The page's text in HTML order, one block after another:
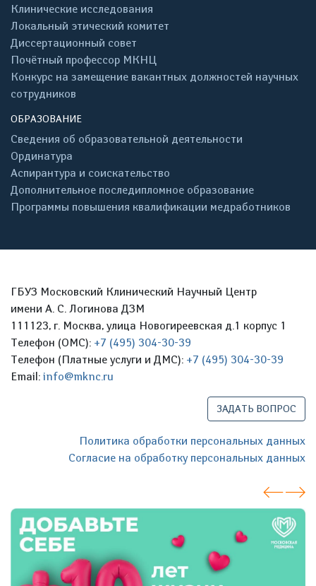
Клинические исследования
Локальный этический комитет
Диссертационный совет
Почётный профессор МКНЦ
Конкурс на замещение вакантных должностей научных
сотрудников
ОБРАЗОВАНИЕ
Сведения об образовательной деятельности
Ординатура
Аспирантура и соискательство
Дополнительное последипломное образование
Программы повышения квалификации медработников
ГБУЗ Московский Клинический Научный Центр
имени А. С. Логинова ДЗМ
111123, г. Москва, улица Новогиреевская д.1 корпус 1
Телефон (ОМС): +7 (495) 304-30-39
Телефон (Платные услуги и ДМС): +7 (495) 304-30-39
Email: info@mknc.ru
ЗАДАТЬ ВОПРОС
Политика обработки персональных данных
Согласие на обработку персональных данных